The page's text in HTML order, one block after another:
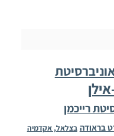
רייכמן
בראודה בצלאל, אקדמיה